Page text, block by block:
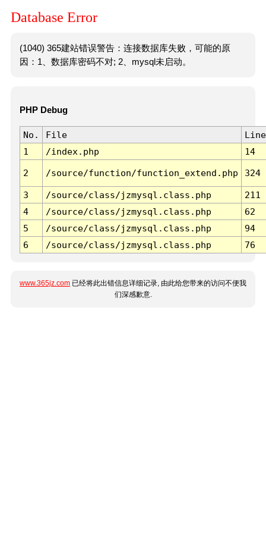
Database Error
(1040) 365建站错误警告：连接数据库失败，可能的原
因：1、数据库密码不对; 2、mysql未启动。
PHP Debug
No. File
Line
1
/index.php 14
2 /source/function/function_extend.php 324
3 /source/class/jzmysql.class.php
211
4
/source/class/jzmysql.class.php
62
5
/source/class/jzmysql.class.php
94
6
/source/class/jzmysql.class.php 76
www.365jz.com 已经将此出错信息详细记录, 由此给您带来的访问不便我
们深感歉意.